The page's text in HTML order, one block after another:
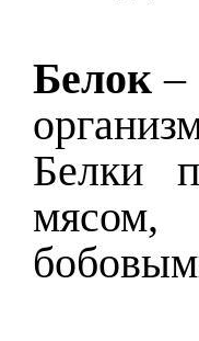
​Белок –
Белки